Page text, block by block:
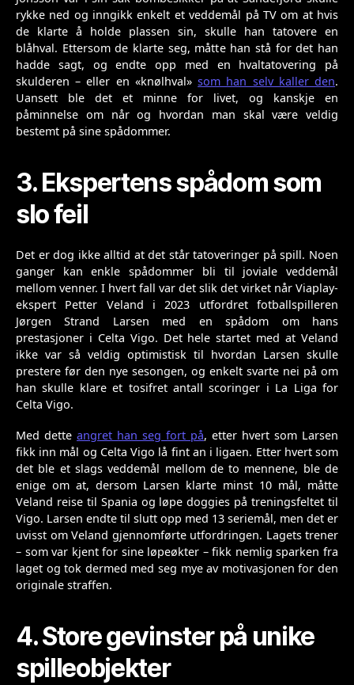
rykke ned og inngikk enkelt et veddemål på TV om at hvis
de klarte å holde plassen sin, skulle han tatovere en
blåhval. Ettersom de klarte seg, måtte han stå for det han
hadde sagt, og endte opp med en hvaltatovering på
skulderen – eller en «knølhval»som han selv kaller den.
Uansett ble det et minne for livet, og kanskje en
påminnelse om når og hvordan man skal være veldig
bestemt på sine spådommer.
3. Ekspertens spådom som
slo feil
Det er dog ikke alltid at det står tatoveringer på spill. Noen
ganger kan enkle spådommer bli til joviale veddemål
mellom venner. I hvert fall var det slik det virket når Viaplay-
ekspert Petter Veland i 2023 utfordret fotballspilleren
Jørgen Strand Larsen med en spådom om hans
prestasjoner i Celta Vigo. Det hele startet med at Veland
ikke var så veldig optimistisk til hvordan Larsen skulle
prestere før den nye sesongen, og enkelt svarte nei på om
han skulle klare et tosifret antall scoringer i La Liga for
Celta Vigo.
Med dette angret han seg fort på, etter hvert som Larsen
fikk inn mål og Celta Vigo lå fint an i ligaen. Etter hvert som
det ble et slags veddemål mellom de to mennene, ble de
enige om at, dersom Larsen klarte minst 10 mål, måtte
Veland reise til Spania og løpe doggies på treningsfeltet til
Vigo. Larsen endte til slutt opp med 13 seriemål, men det er
uvisst om Veland gjennomførte utfordringen. Lagets trener
– som var kjent for sine løpeøkter – fikk nemlig sparken fra
laget og tok dermed med seg mye av motivasjonen for den
originale straffen.
4. Store gevinster på unike
spilleobjekter